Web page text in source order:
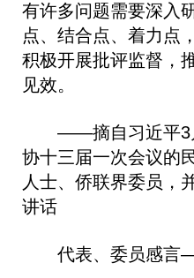
有许多问题需要深入
点、结合点、着力点
积极开展批评监督，
见效。
——摘自习近平3月
协十三届一次会议的
人士、侨联界委员，
讲话
代表、委员感